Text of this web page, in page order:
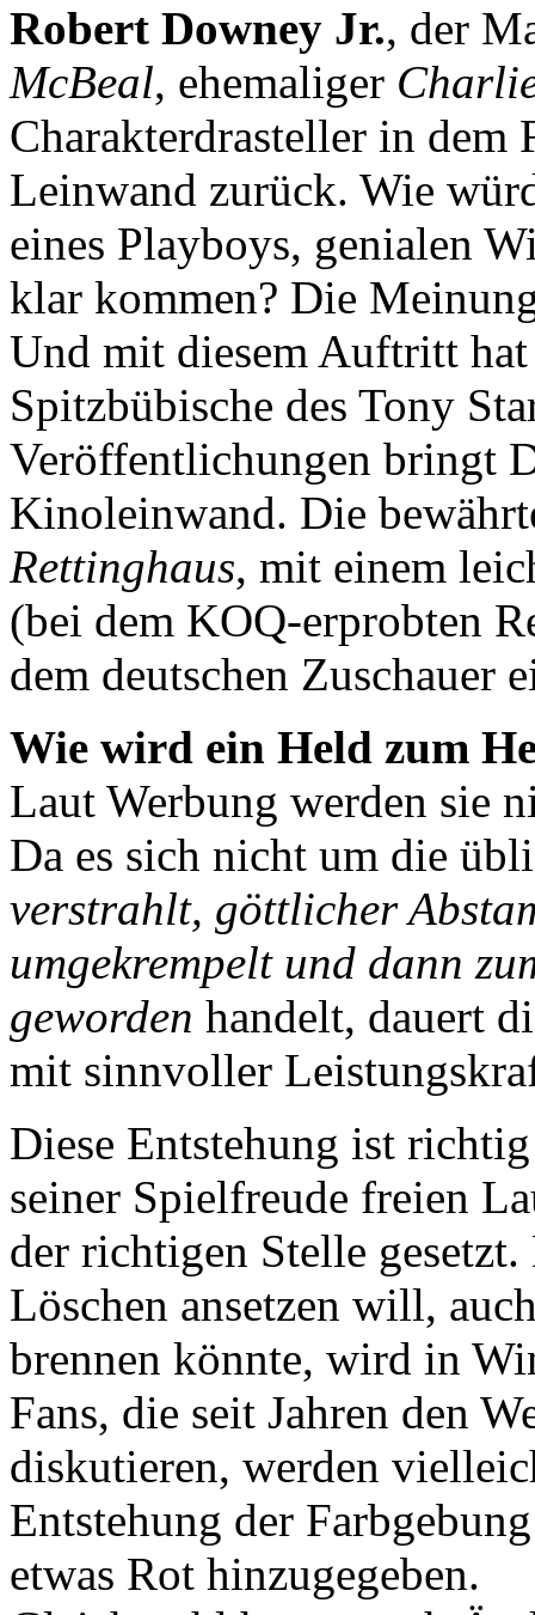
Robert Downey Jr., der
McBeal, ehemaliger
Charakterdrasteller in
Leinwand zurück. Wie
eines Playboys, genialen
klar kommen? Die
Und mit diesem Auftritt
Spitzbübische des Tony
Veröffentlichungen bringt
Kinoleinwand. Die
Rettinghaus, mit einem
(bei dem KOQ-erprobten
dem deutschen Zuschauer
Wie wird ein Held zum
Laut Werbung werden sie
Da es sich nicht um die
verstrahlt, göttlicher
umgekrempelt und dann
geworden handelt, dauert
mit sinnvoller
Diese Entstehung ist
seiner Spielfreude freien
der richtigen Stelle
Löschen ansetzen will,
brennen könnte, wird in
Fans, die seit Jahren den
diskutieren, werden
Entstehung der
etwas Rot hinzugegeben.